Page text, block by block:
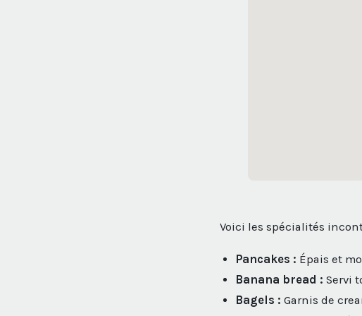
Voici les spécialités
Pancakes : Épais et
Banana bread : Servi
Bagels : Garnis de